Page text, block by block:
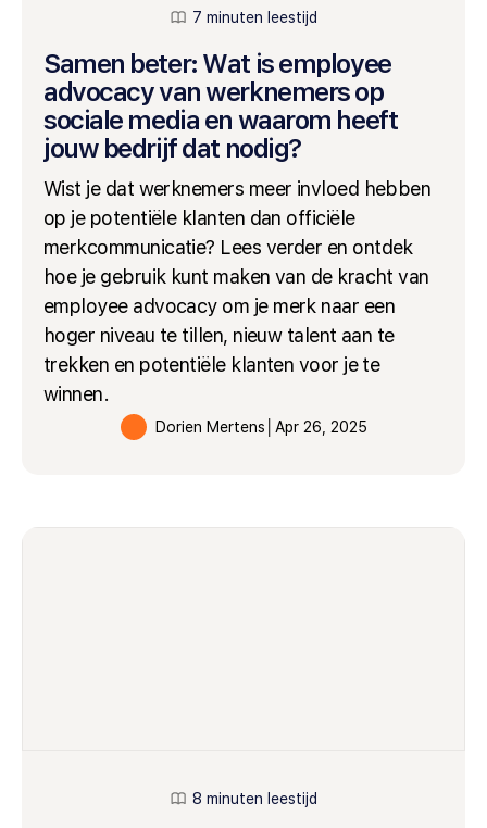
7 minuten leestijd
Samen beter: Wat is employee
advocacy van werknemers op
sociale media en waarom heeft
jouw bedrijf dat nodig?
Wist je dat werknemers meer invloed hebben
op je potentiële klanten dan officiële
merkcommunicatie? Lees verder en ontdek
hoe je gebruik kunt maken van de kracht van
employee advocacy om je merk naar een
hoger niveau te tillen, nieuw talent aan te
trekken en potentiële klanten voor je te
winnen.
Dorien Mertens Apr 26, 2025
8 minuten leestijd